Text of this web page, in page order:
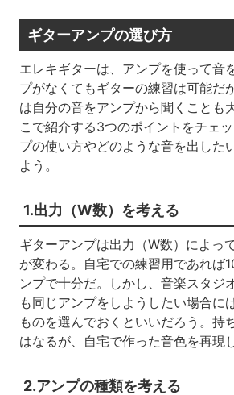
ギターアンプの選び方
エレキギターは、アンプを使って音
プがなくてもギターの練習は可能だ
は自分の音をアンプから聞くことも
こで紹介する3つのポイントをチェ
プの使い方やどのような音を出した
よう。
1.出力（W数）を考える
ギターアンプは出力（W数）によっ
が変わる。自宅での練習用であれば
ンプで十分だ。しかし、音楽スタジ
も同じアンプをしようしたい場合に
ものを選んでおくといいだろう。持
はなるが、自宅で作った音色を再現
2.アンプの種類を考える